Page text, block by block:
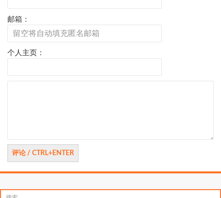
邮箱：
个人主页：